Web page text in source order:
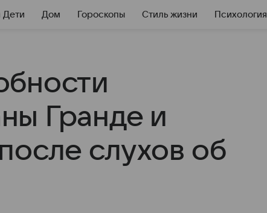
Дети Дом Гороскопы Стиль жизни Психология
Гранде и
слухов об